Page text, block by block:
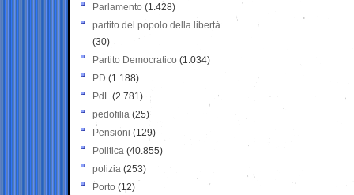
Parlamento (1.428)
partito del popolo della libertà
(30)
Partito Democratico (1.034)
PD (1.188)
PdL (2.781)
pedofilia (25)
Pensioni (129)
Politica (40.855)
polizia (253)
Porto (12)